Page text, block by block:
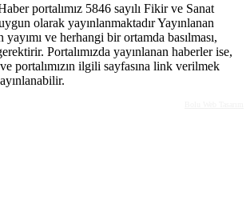
portalımız 5846 sayılı Fikir ve Sanat
olarak yayınlanmaktadır Yayınlanan
ve herhangi bir ortamda basılması,
Portalımızda yayınlanan haberler ise,
portalımızın ilgili sayfasına link verilmek